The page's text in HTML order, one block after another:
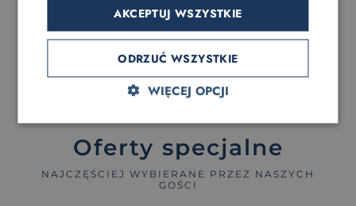
Oferty specjalne
NAJCZĘŚCIEJ WYBIERANE PRZEZ NASZYCH
GOŚCI
AKCEPTUJ WSZYSTKIE
ODRZUĆ WSZYSTKIE
WIĘCEJ OPCJI